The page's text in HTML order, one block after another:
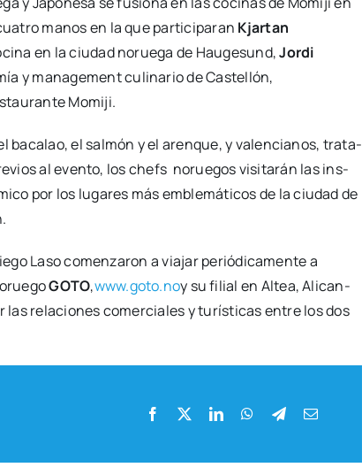
manos en la que par­ti­ci­pa­ran Kjar­tan
en la ciu­dad norue­ga de Hau­ge­sund,Jor­di
y mana­ge­ment culi­na­rio de Cas­te­llón,
Momi­ji.
baca­lao, el sal­món y el aren­que, y valen­cia­nos, tra­ta­
al even­to, los chefs norue­gos visi­ta­rán las ins­
por los luga­res más emble­má­ti­cos de la ciu­dad de
Laso comen­za­ron a via­jar perió­di­ca­men­te a
GOTO,www.goto.noy su filial en Altea, Ali­can­
las rela­cio­nes comer­cia­les y turís­ti­cas entre los dos